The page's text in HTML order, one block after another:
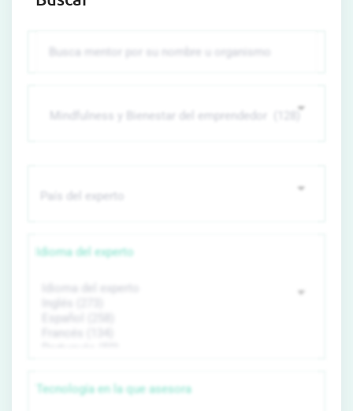
Idioma del experto
Tecnología en la que asesora